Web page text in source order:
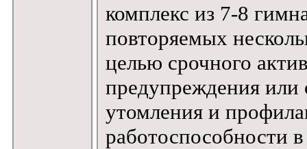
комплекс из 7-8
повторяемых
целью срочного
предупреждения или
утомления и
работоспособности